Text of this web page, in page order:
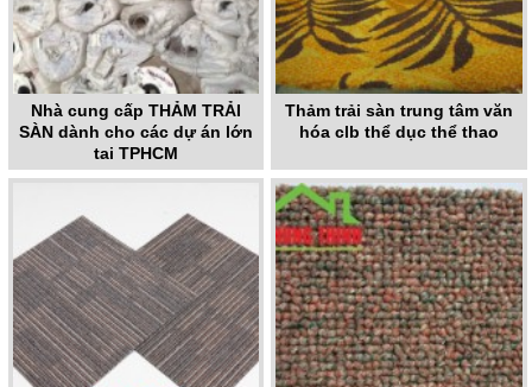
Nhà cung cấp THẢM TRẢI
SÀN dành cho các dự án lớn
tại TPHCM
Thảm trải sàn trung tâm văn
hóa clb thể dục thể thao